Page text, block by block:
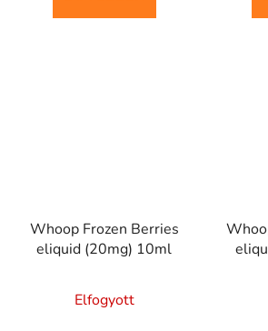
Whoop Frozen Berries
eliquid (20mg) 10ml
Elfogyott